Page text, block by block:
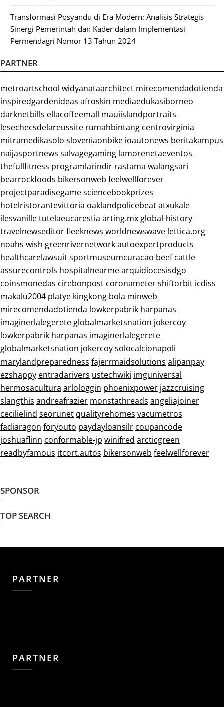
Transformasi Posyandu di Era Modern: Analisis Strategis
Sinergi Pemerintah dan Kader dalam Implementasi
Permendagri Nomor 13 Tahun 2024
PARTNER
metroartschool widyanataarchitect mirecomendadotienda
inspiredgardenideas afroskin mediaedukasiborneo
darknetbills ellacoffeemall mauiislandportraits
lesechecsdelareussite rumahbintang centrovirginia
mitramedikasolo sloveniaonbike ioautonews beritakampus
naijasportnews salvagegaming lamorenetaeventos
thefullfitness programlarindir rastama walangsari
bearrockfoods bikersonweb feelwellforever
projectparadisegamesciencebookprizes
hotelristorantevittoria oaklandpolicebeatatxukale
ilesvanilletutelaeucarestia arting.mxglobal-history
travelnewseditorfleeknews worldnewswave lettica.org
noahs wish greenrivernetworkautoexpertproducts
healthcarelawsuitsportmuseumcuracao beef cattle
assurecontrols hospitalnearmearquidiocesisdgo
coinsmonedas cirebonpost coronametershiftorbit icdiss
makalu2004 platye kingkong bola minweb
mirecomendadotienda lowkerpabrik harpanas
imaginerlalegereteglobalmarketsnation jokercoy
lowkerpabrik harpanas imaginerlalegerete
globalmarketsnation jokercoysolocalcionapoli
marylandpreparedness fajerrmaidsolutions alipanpay
ezshappy entradarivers ustechwiki imguniversal
hermosacultura arlologgin phoenixpower jazzcruising
slangthis andreafrazier monstathreads angeliajoiner
cecilielind seorunet qualityrehomes vacumetros
fadiaragon foryouto paydayloansilr coupancode
joshuaflinn conformable-jp winifred arcticgreen
readbyfamous itcort.autos bikersonweb feelwellforever
SPONSOR
TOP SEARCH
PARTNER
PARTNER